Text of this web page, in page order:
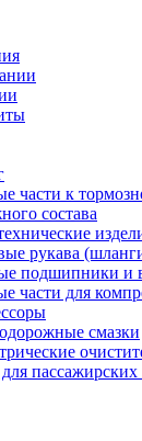
части к
состава
рукава
подшипники и
части для
смазки
пассажирских